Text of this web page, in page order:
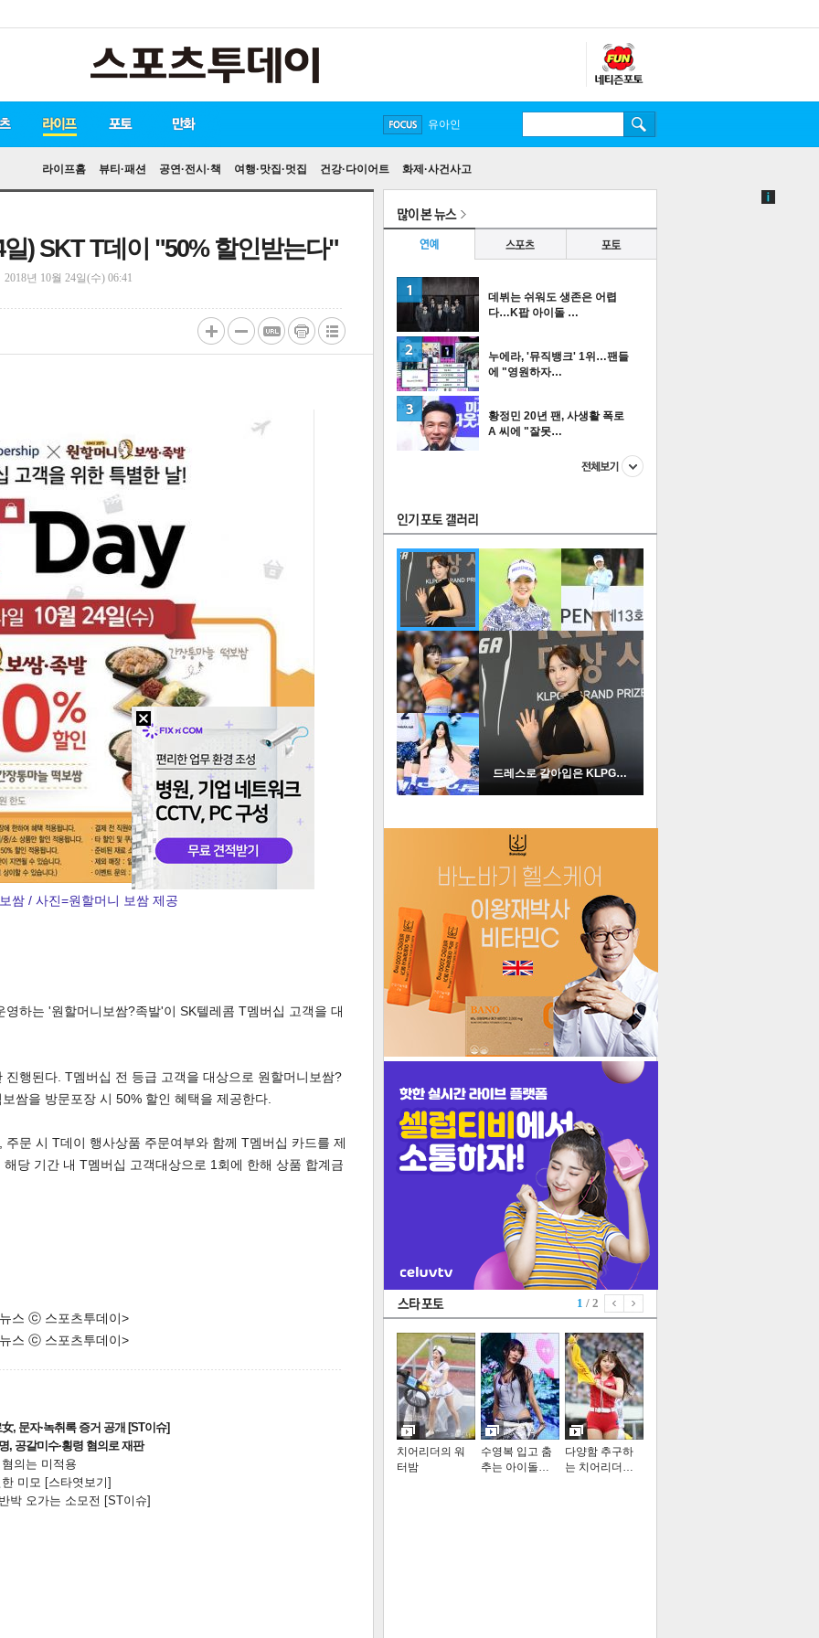
라이프
라이프홈 뷰티·패션 공연·전시·책 여행·맛집·멋집 건강·다이어트 화제·사건사고
포토
만화
FOCUS
방탄소년단
손흥민
유아인
송중기
) SKT T데이 "50% 할인받는다"
2018년 10월 24일(수) 06:41
텍스 텍스 url 복
쌈 / 사진=원할머니 보쌈 제공
하는 '원할머니보쌈?족발'이 SK텔레콤 T멤버십 고객을 대
행된다. T멤버십 전 등급 고객을 대상으로 원할머니보쌈?
쌈을 방문포장 시 50% 할인 혜택을 제공한다.
문 시 T데이 행사상품 주문여부와 함께 T멤버십 카드를 제
당 기간 내 T멤버십 고객대상으로 1회에 한해 상품 합계금
스 ⓒ 스포츠투데이>
스 ⓒ 스포츠투데이>
, 문자·녹취록 증거 공개 [ST이슈]
, 공갈미수·횡령 혐의로 재판
의는 미적용
미모 [스타엿보기]
박 오가는 소모전 [ST이슈]
많이 본 뉴스
연예
스포츠 포토
데뷔는 쉬워도 생존은 어렵
다…K팝 아이돌 …
2
누에라, '뮤직뱅크' 1위…팬들
에 "영원하자…
황정민 20년 팬, 사생활 폭로
A 씨에 "잘못…
더보기
인기포토
드레스로 갈아입은 KLPGA …
1 / 2
치어리더의 워
터밤
수영복 입고 춤
추는 아이돌…
다양함 추구하
는 치어리더…